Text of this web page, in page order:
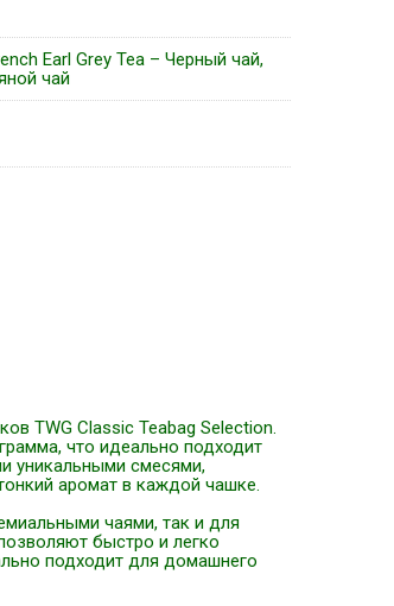
Earl Grey Tea – Черный чай,
чай
TWG Classic Teabag Selection.
что идеально подходит
уникальными смесями,
аромат в каждой чашке.
чаями, так и для
быстро и легко
подходит для домашнего